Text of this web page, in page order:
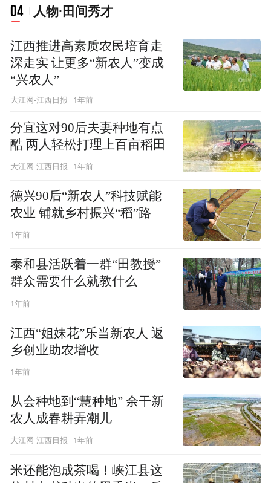
04 人物·田间秀才
江西推进高素质农民培育走
深走实 让更多“新农人”变成
“兴农人”
大江网-江西日报 1年前
分宜这对90后夫妻种地有点
酷 两人轻松打理上百亩稻田
大江网-江西日报 1年前
德兴90后“新农人”科技赋能
农业 铺就乡村振兴“稻”路
1年前
泰和县活跃着一群“田教授”
群众需要什么就教什么
1年前
江西“姐妹花”乐当新农人 返
乡创业助农增收
1年前
从会种地到“慧种地” 余干新
农人成春耕弄潮儿
大江网-江西日报 1年前
米还能泡成茶喝！峡江县这